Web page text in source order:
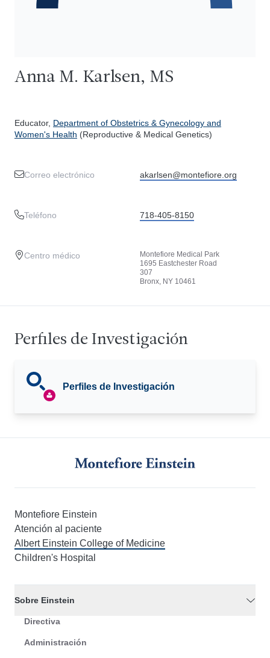
Anna M. Karlsen, MS
Educator, Department of Obstetrics & Gynecology and
Women's Health (Reproductive & Medical Genetics)
Correo electrónico akarlsen@montefiore.org
Teléfono 718-405-8150
Centro médico
Montefiore Medical Park
1695 Eastchester Road
307
Bronx, NY 10461
Perfiles de Investigación
Perfiles de Investigación
Montefiore Einstein
Atención al paciente
Albert Einstein College of Medicine
Children's Hospital
Sobre Einstein
Directiva
Administración